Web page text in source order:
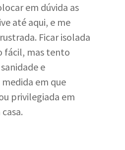
em dúvida as
até aqui, e me
Ficar isolada
fácil, mas tento
e
em que
privilegiada em